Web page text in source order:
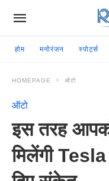
होम मनोरंजन स्पोर्ट्स
HOMEPAGE ऑटो
ऑटो
इस तरह
मिलेंगी